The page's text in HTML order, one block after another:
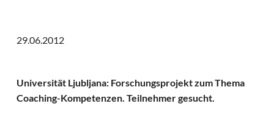
29.06.2012
Universität Ljubljana: Forschungsprojekt zum Thema
Coaching-Kompetenzen. Teilnehmer gesucht.